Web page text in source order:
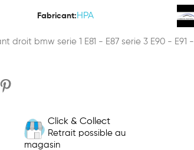
Fabricant: HPA
droit bmw serie 1 E81 - E87 serie 3 E90 - E91 -
Click & Collect
Retrait possible au
magasin